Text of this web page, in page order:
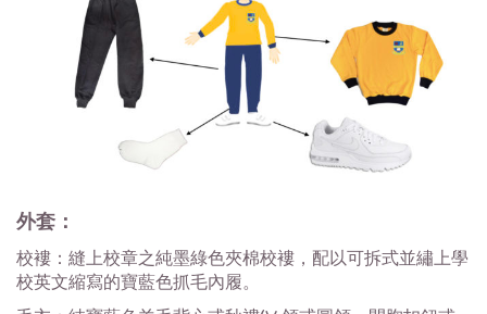
外套：
校褸：縫上校章之純墨綠色夾棉校褸，配以可拆式並繡上學
校英文縮寫的寶藍色抓毛內履。